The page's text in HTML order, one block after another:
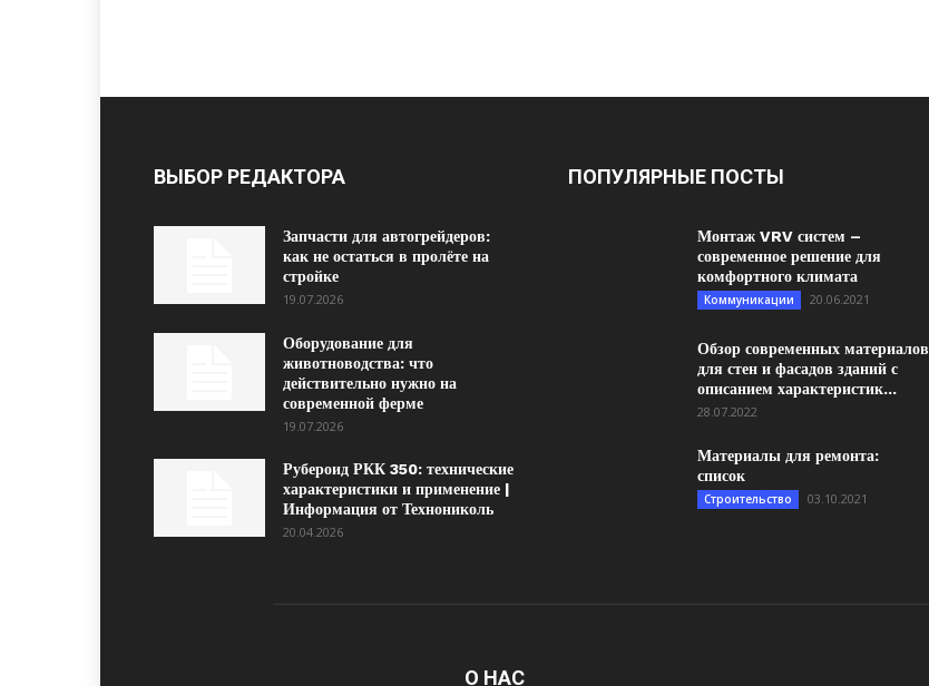
ВЫБОР РЕДАКТОРА
Запчасти для автогрейдеров:
как не остаться в пролёте на
стройке
19.07.2026
Оборудование для
животноводства: что
действительно нужно на
современной ферме
19.07.2026
Рубероид РКК 350: технические
характеристики и применение |
Информация от Технониколь
20.04.2026
ПОПУЛЯРНЫЕ ПОСТЫ
Монтаж VRV систем –
современное решение для
комфортного климата
Коммуникации 20.06.2021
Обзор современных материалов
для стен и фасадов зданий с
описанием характеристик...
28.07.2022
Материалы для ремонта:
список
Строительство 03.10.2021
О НАС